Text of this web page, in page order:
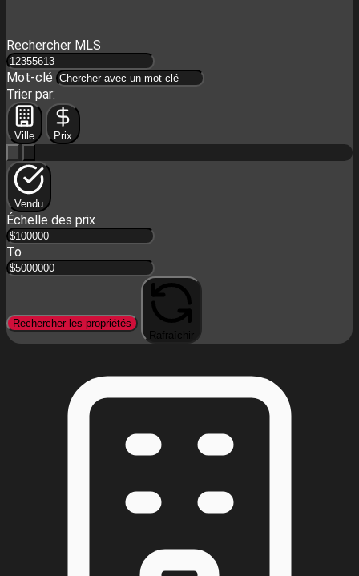
Rechercher MLS
Mot-clé
Trier par:
Ville Prix
Vendu
Échelle des prix
To
Rechercher les propriétés
Rafraîchir